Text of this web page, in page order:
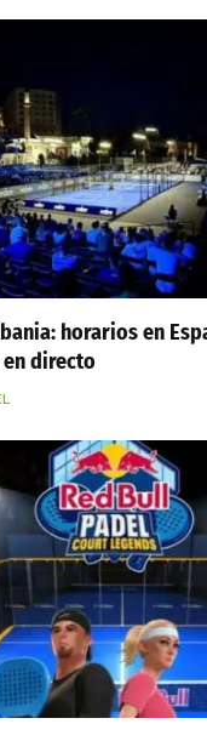
horarios en
directo